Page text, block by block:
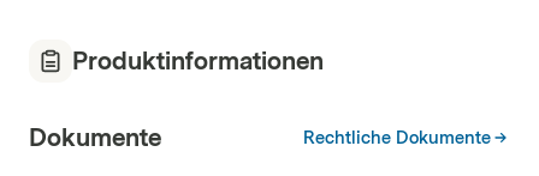
Produktinformationen
Dokumente Rechtliche Dokumente